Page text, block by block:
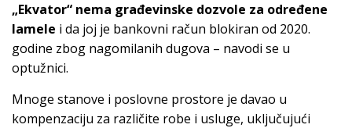
„Ekvator“ nema građevinske dozvole za određene
lamele i da joj je bankovni račun blokiran od 2020.
godine zbog nagomilanih dugova – navodi se u
optužnici.
Mnoge stanove i poslovne prostore je davao u
kompenzaciju za različite robe i usluge, uključujući